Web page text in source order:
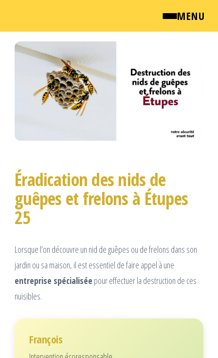
MENU
QUI SOMMES NOUS ?
NEWSROOM
Passer
Éradication des nids de
guêpes et frelons à Étupes
25
Lorsque l’on découvre un nid de guêpes ou de frelons dans son
jardin ou sa maison, il est essentiel de faire appel à une
entreprise spécialisée pour effectuer la destruction de ces
nuisibles.
François